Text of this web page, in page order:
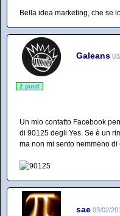
Bella idea marketing, che se
Galeans
2 punti
Un mio contatto Facebook
di 90125 degli Yes. Se è un
ma non mi sento nemmeno di
sae 03/02/